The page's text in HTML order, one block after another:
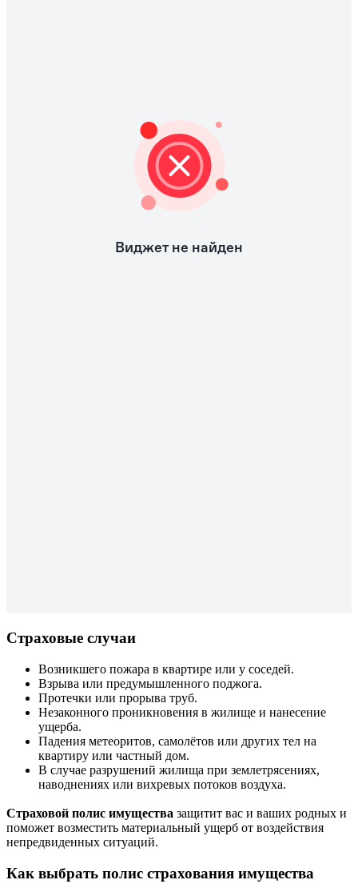
Страховые случаи
Возникшего пожара в квартире или у соседей.
Взрыва или предумышленного поджога.
Протечки или прорыва труб.
Незаконного проникновения в жилище и нанесение
ущерба.
Падения метеоритов, самолётов или других тел на
квартиру или частный дом.
В случае разрушений жилища при землетрясениях,
наводнениях или вихревых потоков воздуха.
Страховой полис имущества защитит вас и ваших родных и
поможет возместить материальный ущерб от воздействия
непредвиденных ситуаций.
Как выбрать полис страхования имущества